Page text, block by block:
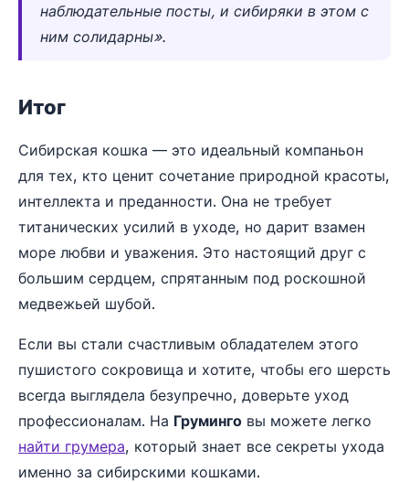
наблюдательные посты, и сибиряки в этом с
ним солидарны».
Итог
Сибирская кошка — это идеальный компаньон
для тех, кто ценит сочетание природной красоты,
интеллекта и преданности. Она не требует
титанических усилий в уходе, но дарит взамен
море любви и уважения. Это настоящий друг с
большим сердцем, спрятанным под роскошной
медвежьей шубой.
Если вы стали счастливым обладателем этого
пушистого сокровища и хотите, чтобы его шерсть
всегда выглядела безупречно, доверьте уход
профессионалам. На Груминго вы можете легко
найти грумера, который знает все секреты ухода
именно за сибирскими кошками.